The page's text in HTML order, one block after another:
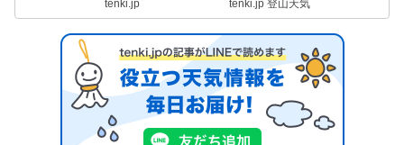
tenki.jp tenki.jp 登山天気